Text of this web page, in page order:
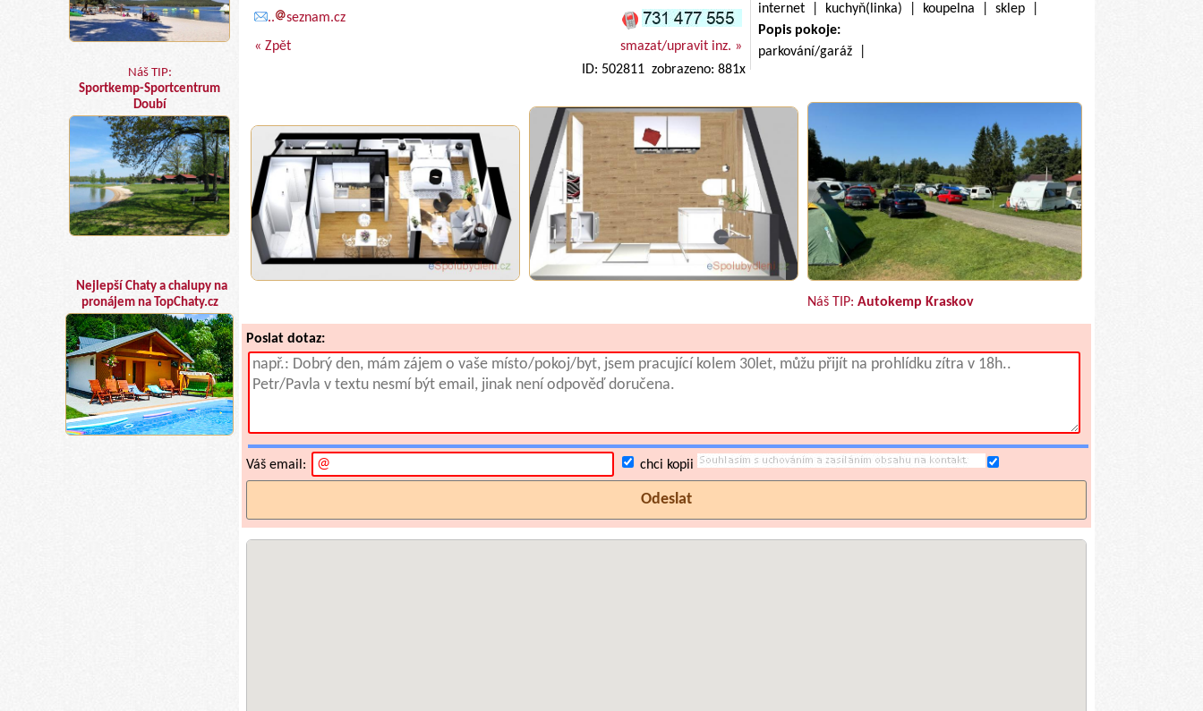
Náš TIP:
Sportkemp-Sportcentrum
Doubí
Nejlepší Chaty a chalupy na
pronájem na TopChaty.cz
..
seznam.cz
smazat/upravit inz. »
« Zpět
ID: 502811 zobrazeno: 881x
internet | kuchyň(linka) | koupelna | sklep |
Popis pokoje:
parkování/garáž |
Náš TIP: Autokemp Kraskov
Poslat dotaz:
Váš email: chci kopii